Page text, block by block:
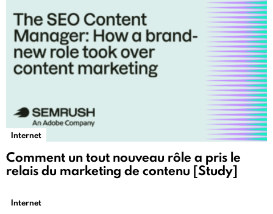
Internet
Comment un tout nouveau rôle a pris le
relais du marketing de contenu [Study]
Internet